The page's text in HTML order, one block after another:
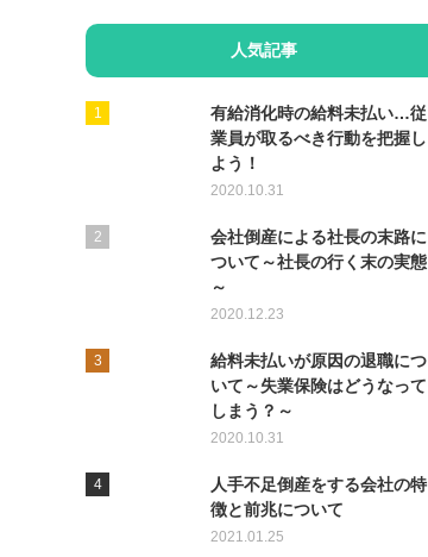
人気記事
有給消化時の給料未払い…従
業員が取るべき行動を把握し
よう！
2020.10.31
会社倒産による社長の末路に
ついて～社長の行く末の実態
～
2020.12.23
給料未払いが原因の退職につ
いて～失業保険はどうなって
しまう？～
2020.10.31
人手不足倒産をする会社の特
徴と前兆について
2021.01.25